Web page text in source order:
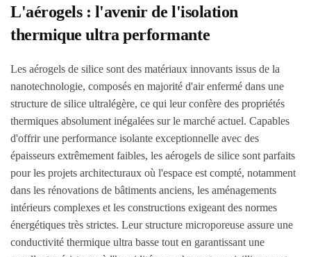
L'aérogels : l'avenir de l'isolation
thermique ultra performante
Les aérogels de silice sont des matériaux innovants issus de la
nanotechnologie, composés en majorité d'air enfermé dans une
structure de silice ultralégère, ce qui leur confère des propriétés
thermiques absolument inégalées sur le marché actuel. Capables
d'offrir une performance isolante exceptionnelle avec des
épaisseurs extrêmement faibles, les aérogels de silice sont parfaits
pour les projets architecturaux où l'espace est compté, notamment
dans les rénovations de bâtiments anciens, les aménagements
intérieurs complexes et les constructions exigeant des normes
énergétiques très strictes. Leur structure microporeuse assure une
conductivité thermique ultra basse tout en garantissant une